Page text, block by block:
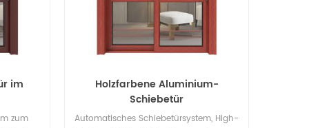
im
zum
Holzfarbene Aluminium-
Schiebetür
Automatisches Schiebetürsystem, High-